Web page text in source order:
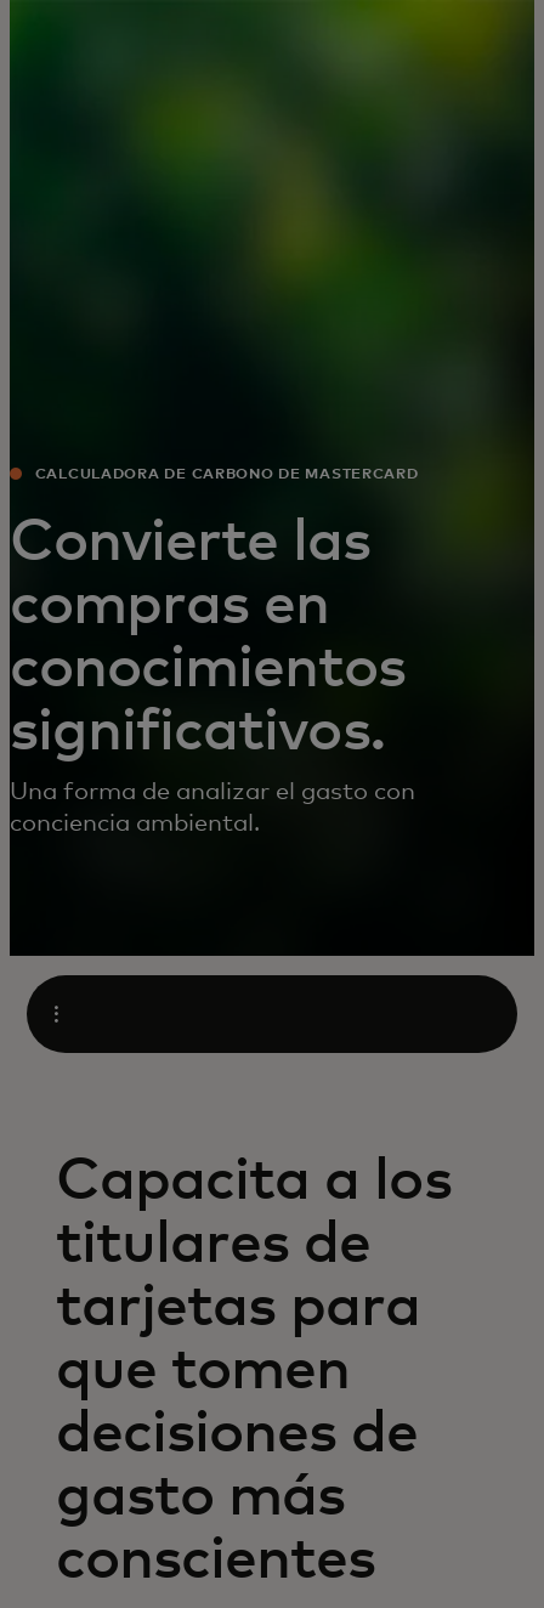
CALCULADORA DE CARBONO DE MASTERCARD
Convierte las
compras en
conocimientos
significativos.
Una forma de analizar el gasto con
conciencia ambiental.
Abrir
Capacita a los
titulares de
tarjetas para
que tomen
decisiones de
gasto más
conscientes